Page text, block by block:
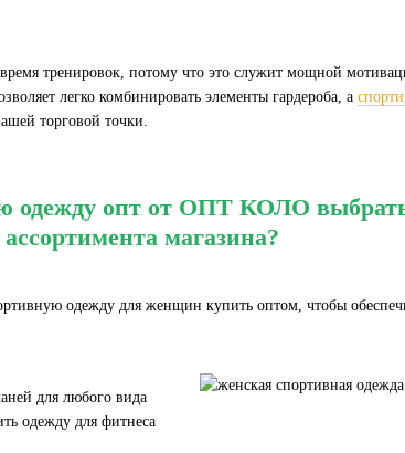
тренировок, потому что это служит мощной
легко комбинировать элементы гардероба, а
торговой точки.
одежду опт от ОПТ КОЛО
ассортимента магазина?
одежду для женщин купить оптом, чтобы
для любого вида
одежду для фитнеса